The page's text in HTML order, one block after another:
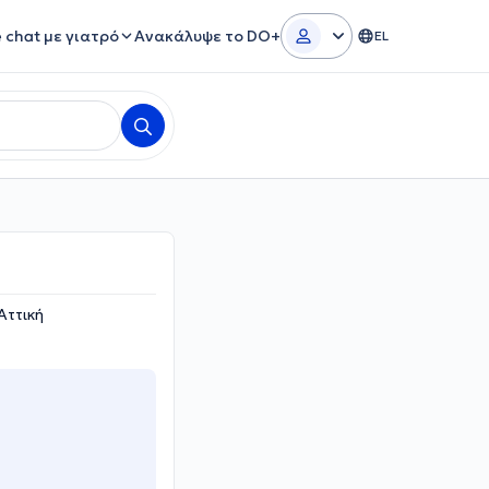
chat με γιατρό Ανακάλυψε το DO+ EL